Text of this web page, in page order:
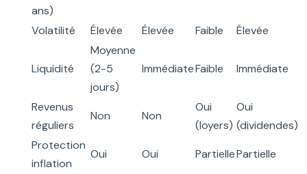
ans)
Volatilité Élevée Élevée Faible Élevée
Liquidité
Moyenne
(2-5
jours)
ImmédiateFaible Immédiate
Revenus
réguliers
Non Non
Oui
(loyers)
Oui
(dividendes)
Protection
inflation
Oui Oui PartiellePartielle